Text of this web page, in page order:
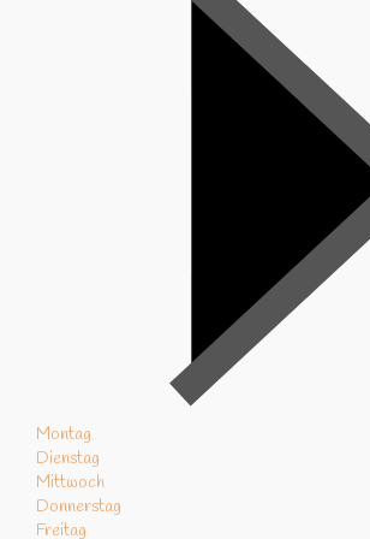
Montag
Dienstag
Mittwoch
Donnerstag
Freitag